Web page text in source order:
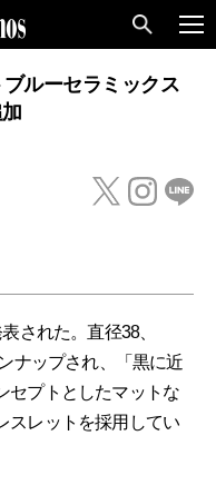
ルーセラミックス
された。直径38、
ナップされ、「黒に近
セプトとしたマットな
スレットを採用してい